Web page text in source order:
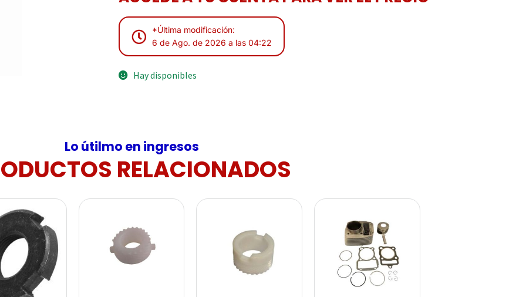
*Última modificación:
6 de Ago. de 2026 a las 04:22
Hay disponibles
Lo útilmo en ingresos
RELACIONADOS